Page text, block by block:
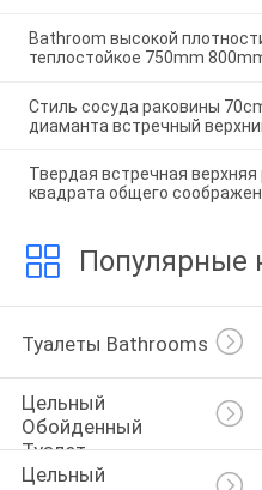
Bathroom высокой
теплостойкое 750mm
Стиль сосуда раковины
диаманта встречный
Твердая встречная
квадрата общего
Популярные
Туалеты Bathrooms
Цельный
Обойденный
Туалет
Цельный